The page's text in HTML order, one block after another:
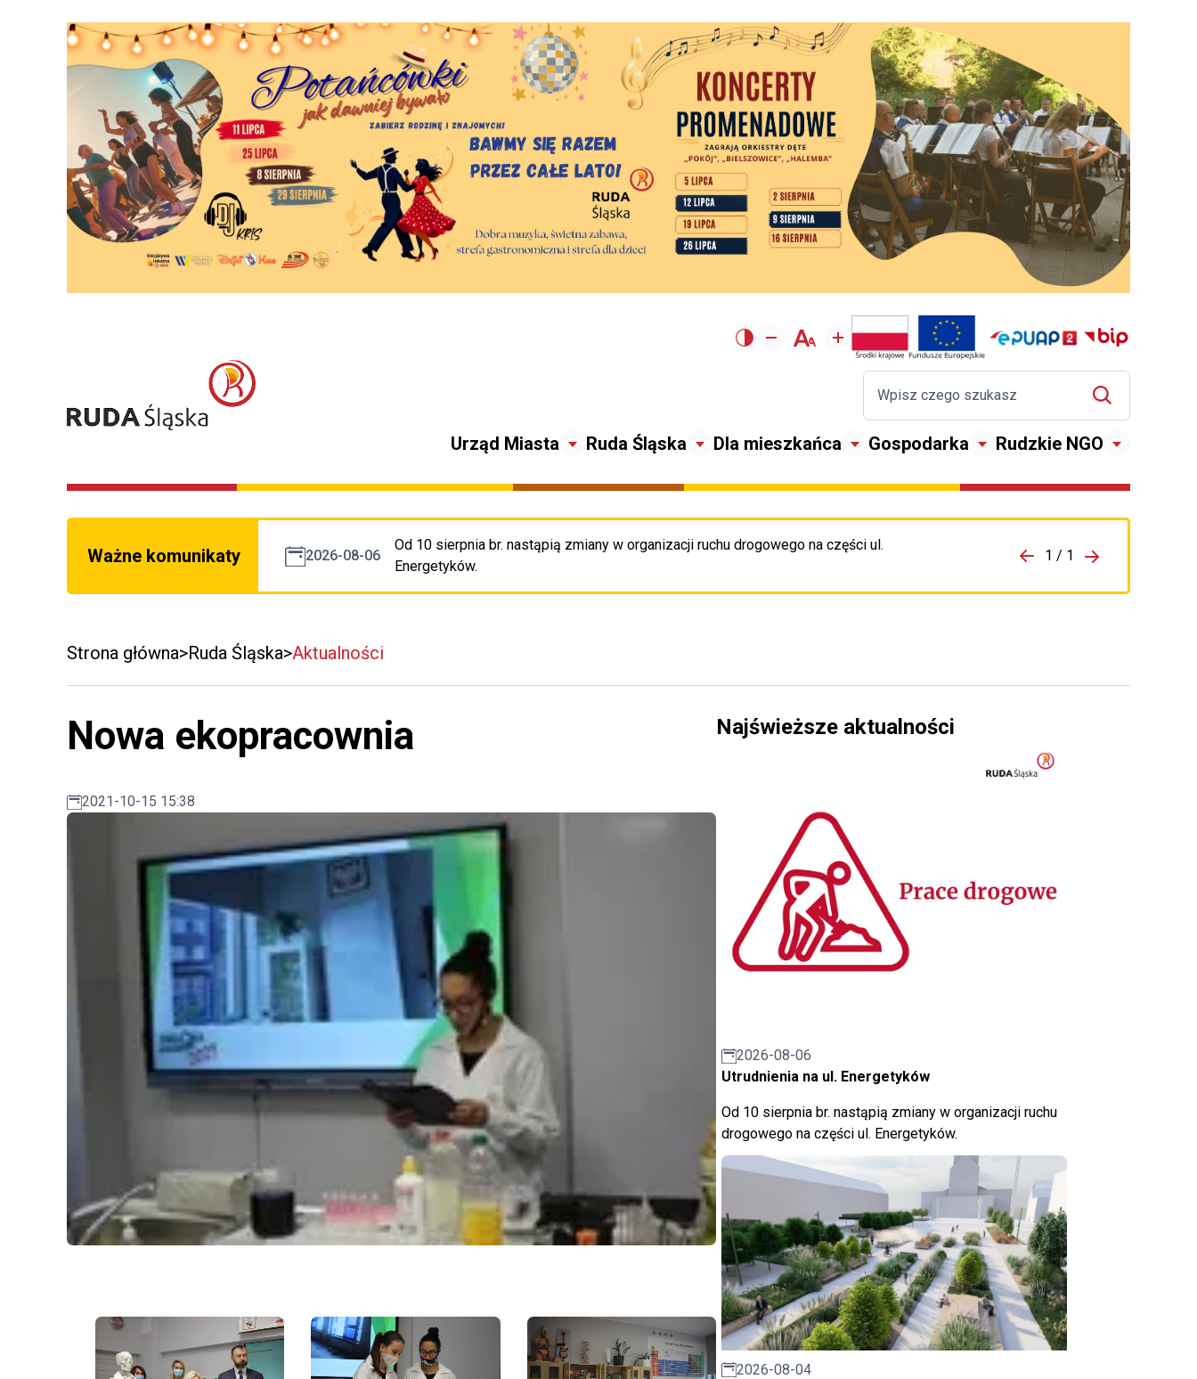
Urząd Miasta Ruda Śląska Dla mieszkańca Gospodarka Rudzkie NGO
Ważne komunikaty 2026-08-06
Od 10 sierpnia br. nastąpią zmiany w organizacji ruchu drogowego na części ul.
Energetyków.
Przejdź do porzpedniego komunikatu 1 / 1
Przejdź do
Strona główna Ruda Śląska Aktualności
Nowa ekopracownia
2021-10-15 15:38
Najświeższe aktualności
2026-08-06
Utrudnienia na ul. Energetyków
Od 10 sierpnia br. nastąpią zmiany w organizacji ruchu
drogowego na części ul. Energetyków.
2026-08-04